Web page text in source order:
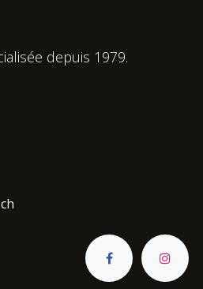
depuis 1979.